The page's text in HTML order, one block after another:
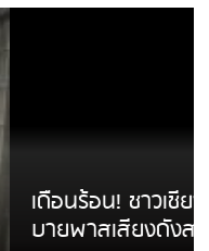
Isuzu สีขาวซิ่ง
รำคาญ